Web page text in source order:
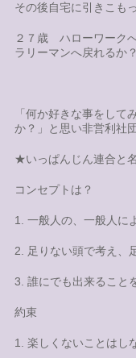
その後自宅に引きこも
２７歳 ハローワーク
ラリーマンへ戻れるか
「何か好きな事をして
か？」と思い非営利社
★いっぱんじん連合と
コンセプトは？
1. 一般人の、一般人に
2. 足りない頭で考え、
3. 誰にでも出来ること
約束
1. 楽しくないことはし